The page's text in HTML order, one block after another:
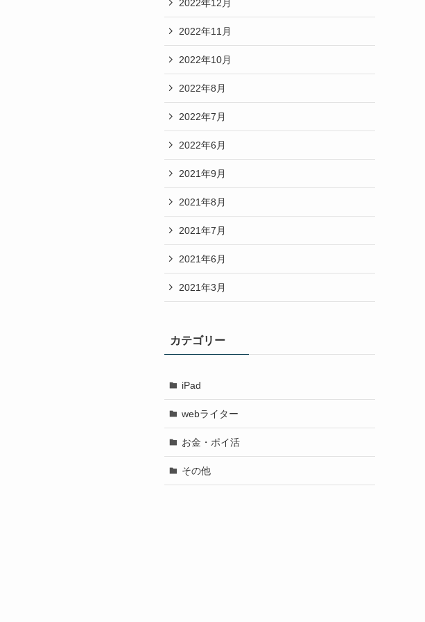
2022年12月
2022年11月
2022年10月
2022年8月
2022年7月
2022年6月
2021年9月
2021年8月
2021年7月
2021年6月
2021年3月
カテゴリー
iPad
webライター
お金・ポイ活
その他